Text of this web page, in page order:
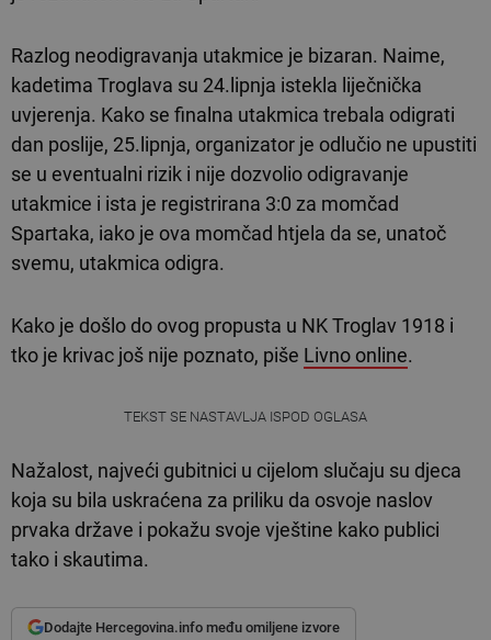
Razlog neodigravanja utakmice je bizaran. Naime,
kadetima Troglava su 24.lipnja istekla liječnička
uvjerenja. Kako se finalna utakmica trebala odigrati
dan poslije, 25.lipnja, organizator je odlučio ne upustiti
se u eventualni rizik i nije dozvolio odigravanje
utakmice i ista je registrirana 3:0 za momčad
Spartaka, iako je ova momčad htjela da se, unatoč
svemu, utakmica odigra.
Kako je došlo do ovog propusta u NK Troglav 1918 i
tko je krivac još nije poznato, piše Livno online.
TEKST SE NASTAVLJA ISPOD OGLASA
Nažalost, najveći gubitnici u cijelom slučaju su djeca
koja su bila uskraćena za priliku da osvoje naslov
prvaka države i pokažu svoje vještine kako publici
tako i skautima.
Dodajte Hercegovina.info među omiljene izvore